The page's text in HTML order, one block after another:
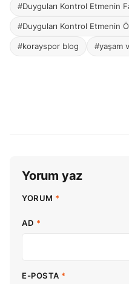
#Duyguları Kontrol Etmenin
#Duyguları Kontrol Etmenin
#korayspor blog #yaşam
Yorum yaz
YORUM *
AD *
E-POSTA *